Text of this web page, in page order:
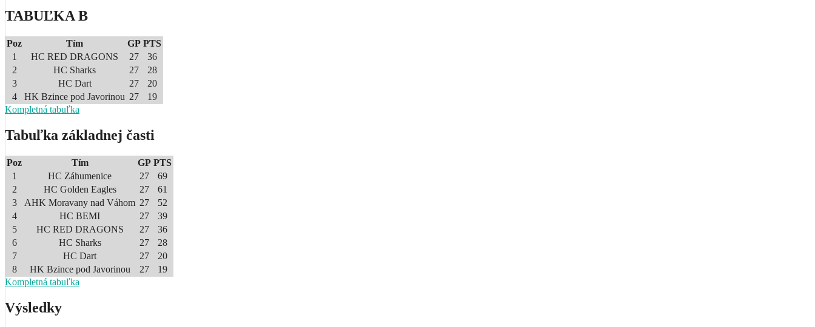
TABUĽKA B
Poz Tím GP PTS
1
HC RED DRAGONS 27
36
2
HC Sharks 27
28
3
HC Dart 27
20
4
HK Bzince pod Javorinou 27
19
Kompletná tabuľka
Tabuľka základnej časti
Poz Tím GP PTS
1
HC Záhumenice 27
69
2
HC Golden Eagles 27
61
3
AHK Moravany nad Váhom 27
52
4
HC BEMI 27
39
5
HC RED DRAGONS 27
36
6
HC Sharks 27
28
7
HC Dart 27
20
8
HK Bzince pod Javorinou 27
19
Kompletná tabuľka
Výsledky